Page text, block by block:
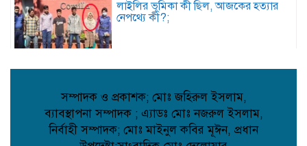
লাইলির ভূমিকা কী ছিল, আজকের হত্যার
নেপথ্যে কী?;
দৌলতপুর ইউনিয়নের গণমানুষের আশা-
দেবিদ্বারে ভাড়াটিয়ার হাতে বাড়ির মালিক খুন,
সম্পাদক ও প্রকাশক; মোঃ জহিরুল ইসলাম,
ব্যাবস্থাপনা সম্পাদক ; এ্যাডঃ মোঃ নজরুল ইসলাম,
নির্বাহী সম্পাদক; মোঃ মাইনুল কবির মূঈন, প্রধান